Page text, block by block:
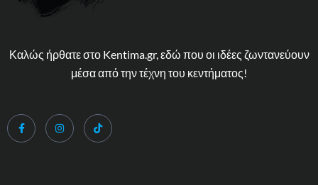
Καλώς ήρθατε στο Kentima.gr, εδώ που οι ιδέες ζωντανεύουν
μέσα από την τέχνη του κεντήματος!